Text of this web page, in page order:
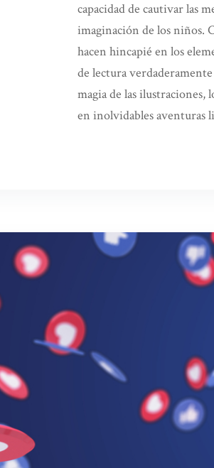
capacidad de cautivar las
imaginación de los niños.
hacen hincapié en los
de lectura
magia de las ilustraciones,
en inolvidables aventuras